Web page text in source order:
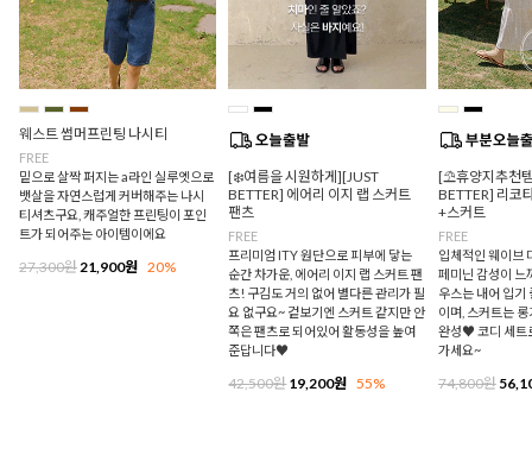
웨스트 썸머프린팅 나시티
FREE
밑으로 살짝 퍼지는 a라인 실루엣으로
뱃살을 자연스럽게 커버해주는 나시
티셔츠구요, 캐주얼한 프린팅이 포인
트가 되어주는 아이템이에요
27,300원 21,900원 20%
[❄️여름을 시원하게][JUST
BETTER] 에어리 이지 랩 스커트
팬츠
FREE
프리미엄 ITY 원단으로 피부에 닿는
순간 차가운, 에어리 이지 랩 스커트 팬
츠! 구김도 거의 없어 별다른 관리가 필
요 없구요~ 겉보기엔 스커트 같지만 안
쪽은 팬츠로 되어있어 활동성을 높여
준답니다♥
42,500원19,200원 55%
[⛱️휴양지추천
BETTER] 리코
+스커트
FREE
입체적인 웨이브
페미닌 감성이 느
우스는 내어 입기
이며, 스커트는
완성♥ 코디 세트
가세요~
74,800원